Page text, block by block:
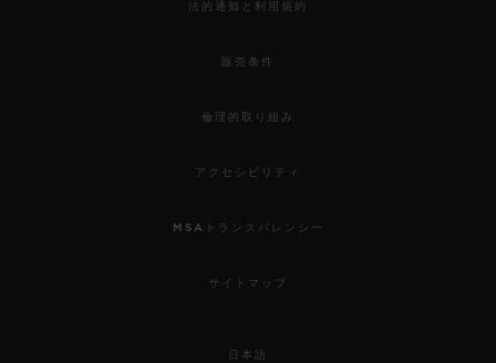
法的通知と利用規約
販売条件
倫理的取り組み
アクセシビリティ
MSAトランスパレンシー
サイトマップ
日本語